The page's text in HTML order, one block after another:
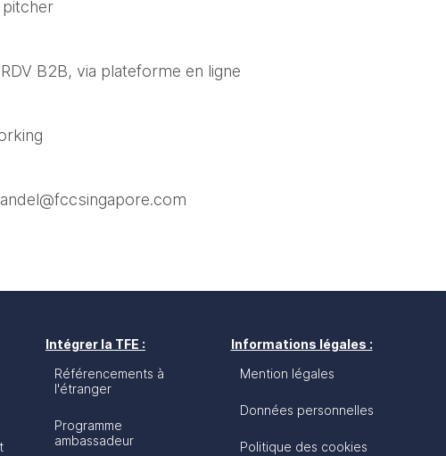
B2B, via plateforme en ligne
Intégrer la TFE :
Référencements à
l'étranger
Programme
ambassadeur
Informations légales :
Mention légales
Données personnelles
Politique des cookies